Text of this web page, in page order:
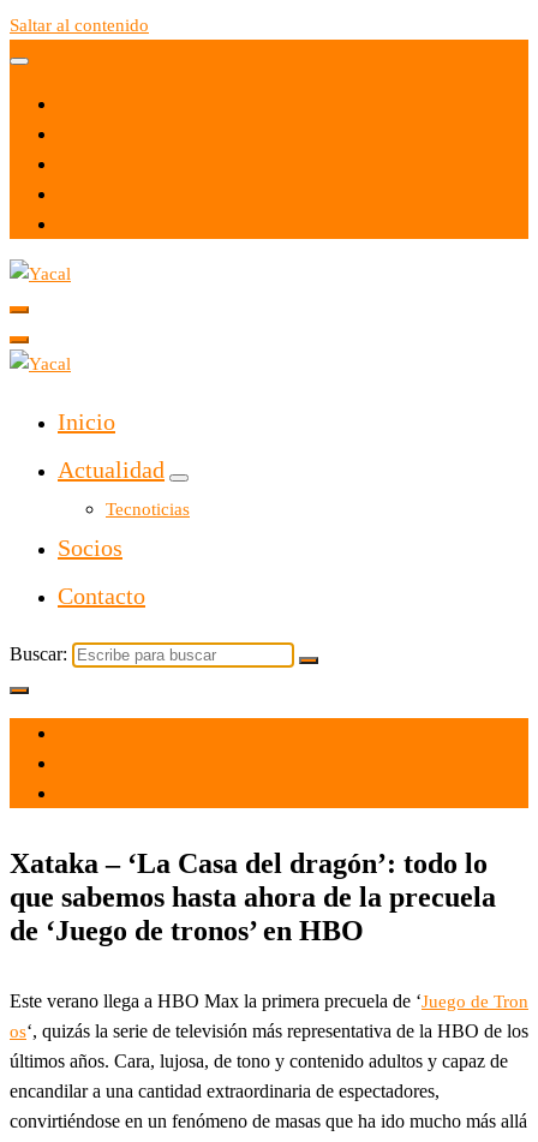
Saltar al contenido
Yacal micro hosting
Inicio
Actualidad
Tecnoticias
Socios
Contacto
Buscar:
Xataka – ‘La Casa del dragón’: todo lo
que sabemos hasta ahora de la precuela
de ‘Juego de tronos’ en HBO
Este verano llega a HBO Max la primera precuela de ‘Juego de Tron
os‘, quizás la serie de televisión más representativa de la HBO de los
últimos años. Cara, lujosa, de tono y contenido adultos y capaz de
encandilar a una cantidad extraordinaria de espectadores,
convirtiéndose en un fenómeno de masas que ha ido mucho más allá